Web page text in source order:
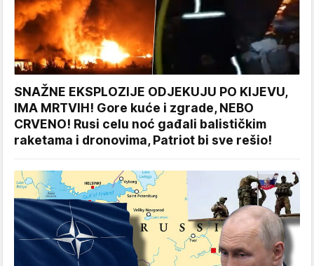
SNAŽNE EKSPLOZIJE ODJEKUJU PO KIJEVU,
IMA MRTVIH! Gore kuće i zgrade, NEBO
CRVENO! Rusi celu noć gađali balističkim
raketama i dronovima, Patriot bi sve rešio!